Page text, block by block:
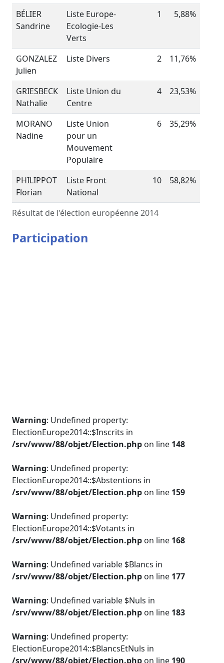
Résultat de l'élection européenne 2014
BÉLIER
Sandrine
Liste Europe-
Ecologie-Les
Verts
1 5,88%
GONZALEZ
Julien
Liste Divers 2 11,76%
GRIESBECK
Nathalie
Liste Union du
Centre
4 23,53%
MORANO
Nadine
Liste Union
pour un
Mouvement
Populaire
6 35,29%
PHILIPPOT
Florian
Liste Front
National
10 58,82%
Participation
Warning: Undefined property:
ElectionEurope2014::$Inscrits in
/srv/www/88/objet/Election.php on line 148
Warning: Undefined property:
ElectionEurope2014::$Abstentions in
/srv/www/88/objet/Election.php on line 159
Warning: Undefined property:
ElectionEurope2014::$Votants in
/srv/www/88/objet/Election.php on line 168
Warning: Undefined variable $Blancs in
/srv/www/88/objet/Election.php on line 177
Warning: Undefined variable $Nuls in
/srv/www/88/objet/Election.php on line 183
Warning: Undefined property:
ElectionEurope2014::$BlancsEtNuls in
/srv/www/88/objet/Election.php on line 190